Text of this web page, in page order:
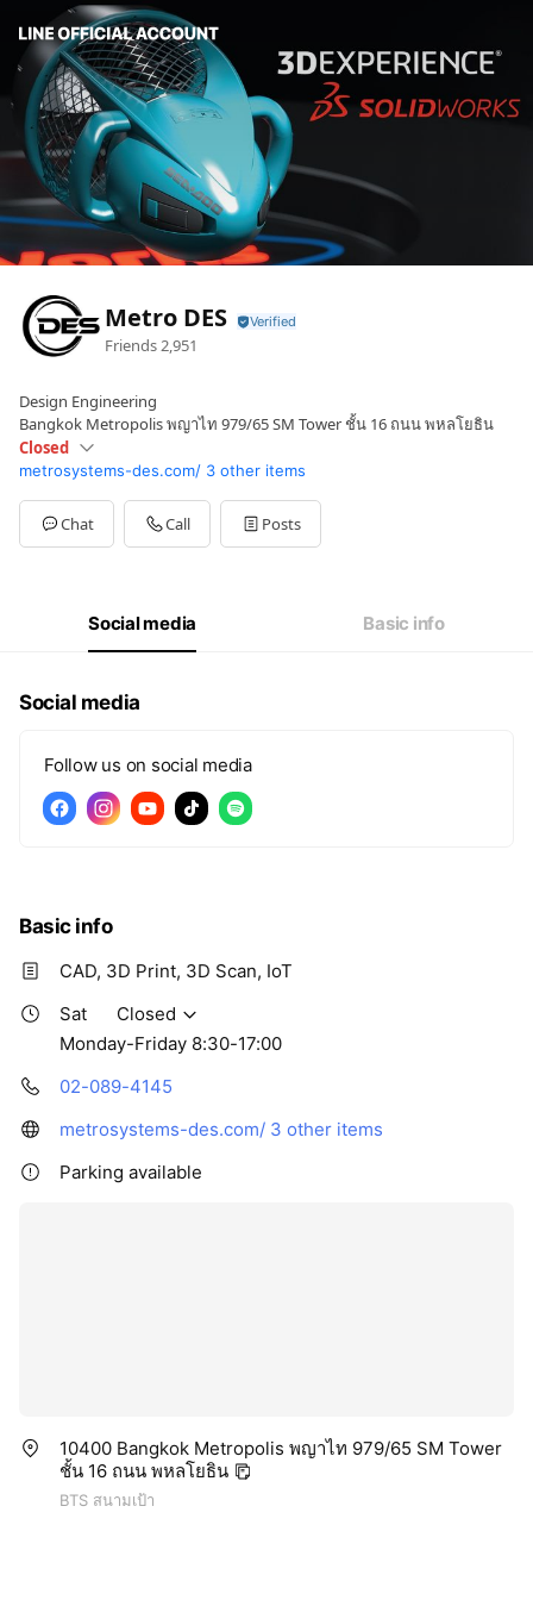
Metro DES
Friends2,951
Design Engineering
Bangkok Metropolis พญาไท 979/65 SM Tower ชั้น 16 ถนน พหลโยธิน
Closed
SunClosed
Mon08:30 - 17:
Tue08:30 - 17:
Wed08:30 - 17:
Monday-Friday 8:30-17:00
metrosystems-des.com/ 3 other items
Chat Call Posts
Social media Basic info
Social media
Follow us on social media
Basic info
CAD, 3D Print, 3D Scan, IoT
Sat
Closed
Monday-Friday 8:30-17:00
02-089-4145
metrosystems-des.com/ 3 other items
Parking available
10400 Bangkok Metropolis พญาไท 979/65 SM Tower
ชั้น 16 ถนน พหลโยธิน
BTS สนามเป้า